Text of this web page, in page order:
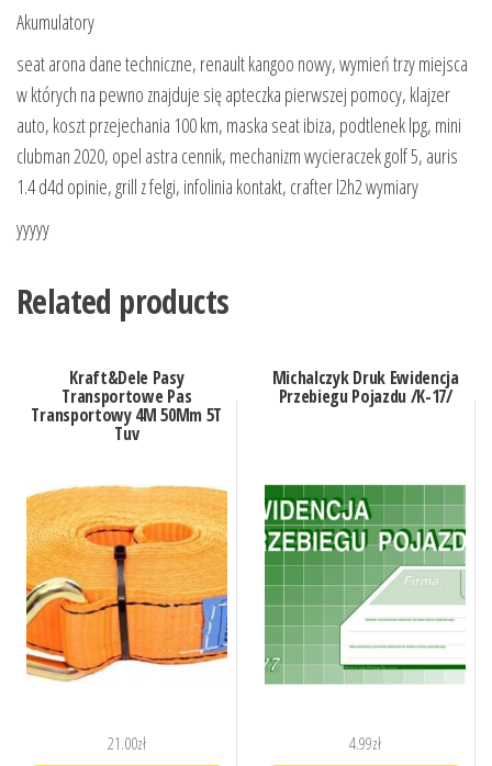
Akumulatory
seat arona dane techniczne, renault kangoo nowy, wymień trzy miejsca
w których na pewno znajduje się apteczka pierwszej pomocy, klajzer
auto, koszt przejechania 100 km, maska seat ibiza, podtlenek lpg, mini
clubman 2020, opel astra cennik, mechanizm wycieraczek golf 5, auris
1.4 d4d opinie, grill z felgi, infolinia kontakt, crafter l2h2 wymiary
yyyyy
Related products
Kraft&Dele Pasy
Transportowe Pas
Transportowy 4M 50Mm 5T
Tuv
21.00zł
Michalczyk Druk Ewidencja
Przebiegu Pojazdu /K-17/
4.99zł